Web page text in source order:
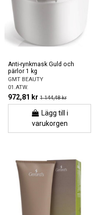
Anti-rynkmask Guld och
pärlor 1 kg
GMT BEAUTY
01.ATW.
972,81 kr 1 144,48 kr
Lägg till i
varukorgen